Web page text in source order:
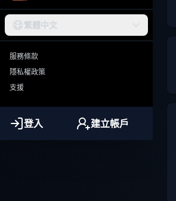
繁體中文
服務條款
隱私權政策
支援
登入 建立帳戶